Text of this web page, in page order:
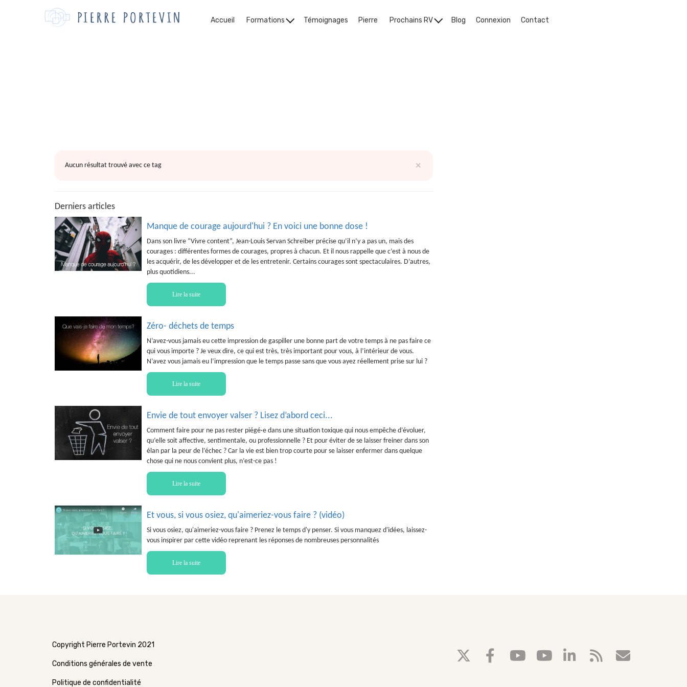
Accueil Formations Témoignages Pierre Prochains RV Blog Connexion Contact
×
Aucun résultat trouvé avec ce tag
Derniers articles
Manque de courage aujourd'hui ? En voici une bonne dose !
Dans son livre “Vivre content”, Jean-Louis Servan Schreiber précise qu’il n’y a pas un, mais des
courages : différentes formes de courages, propres à chacun. Et il nous rappelle que c’est à nous de
les acquérir, de les développer et de les entretenir. Certains courages sont spectaculaires. D’autres,
plus quotidiens...
Lire la suite
Zéro- déchets de temps
N’avez-vous jamais eu cette impression de gaspiller une bonne part de votre temps à ne pas faire ce
qui vous importe ? Je veux dire, ce qui est très, très important pour vous, à l’intérieur de vous.
N’avez vous jamais eu l’impression que le temps passe sans que vous ayez réellement prise sur lui ?
Lire la suite
Envie de tout envoyer valser ? Lisez d’abord ceci...
Comment faire pour ne pas rester piégé·e dans une situation toxique qui nous empêche d’évoluer,
qu’elle soit affective, sentimentale, ou professionnelle ? Et pour éviter de se laisser freiner dans son
élan par la peur de l’échec ? Car la vie est bien trop courte pour se laisser enfermer dans quelque
chose qui ne nous convient plus, n’est-ce pas !
Lire la suite
Et vous, si vous osiez, qu'aimeriez-vous faire ? (vidéo)
Si vous osiez, qu'aimeriez-vous faire ? Prenez le temps d'y penser. Si vous manquez d'idées, laissez-
vous inspirer par cette vidéo reprenant les réponses de nombreuses personnalités
Lire la suite
Copyright Pierre Portevin 2021
Conditions générales de vente
Politique de confidentialité